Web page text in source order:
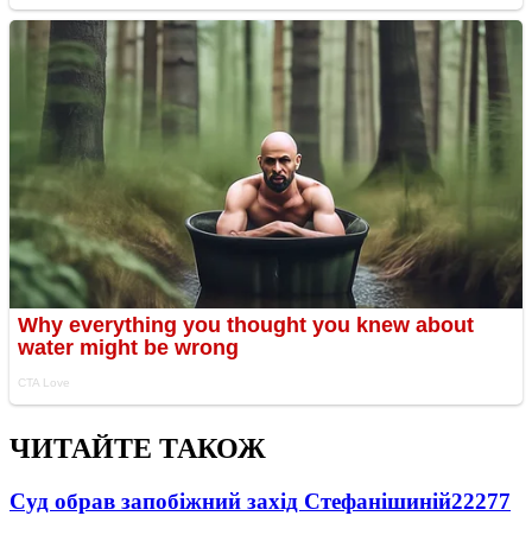
ЧИТАЙТЕ ТАКОЖ
Суд обрав запобіжний захід Стефанішиній22277